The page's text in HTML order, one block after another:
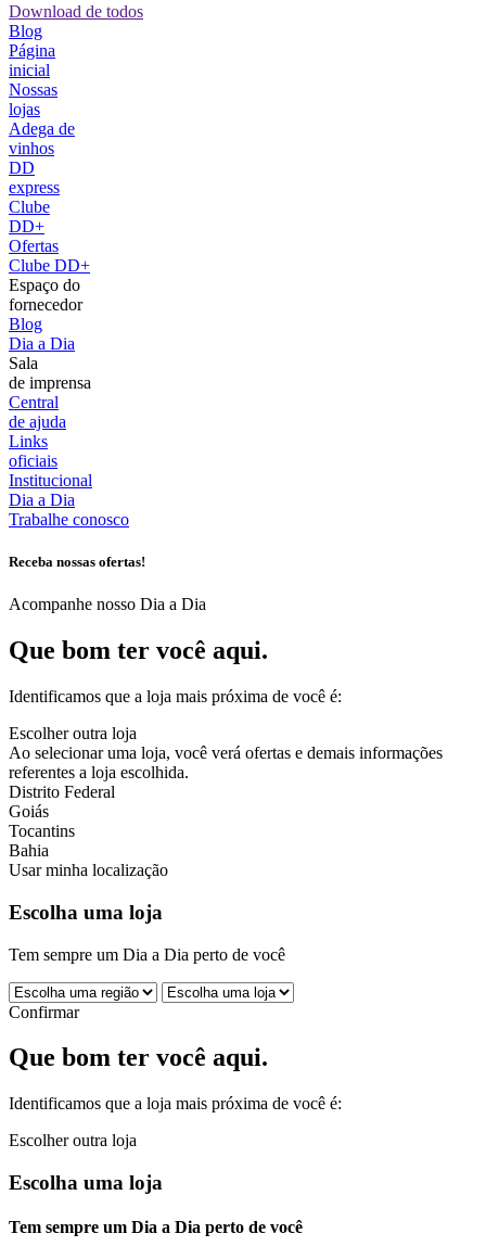
Download de todos
Blog
Página
inicial
Nossas
lojas
Adega de
vinhos
DD
express
Clube
DD+
Ofertas
Clube DD+
Espaço do
fornecedor
Blog
Dia a Dia
Sala
de imprensa
Central
de ajuda
Links
oficiais
Institucional
Dia a Dia
Trabalhe conosco
Receba nossas ofertas!
Acompanhe nosso Dia a Dia
Que bom ter você aqui.
Identificamos que a loja mais próxima de você é:
Escolher outra loja
Ao selecionar uma loja, você verá ofertas e demais informações
referentes a loja escolhida.
Distrito Federal
Goiás
Tocantins
Bahia
Usar minha localização
Escolha uma loja
Tem sempre um Dia a Dia perto de você
Confirmar
Que bom ter você aqui.
Identificamos que a loja mais próxima de você é:
Escolher outra loja
Escolha uma loja
Tem sempre um Dia a Dia perto de você